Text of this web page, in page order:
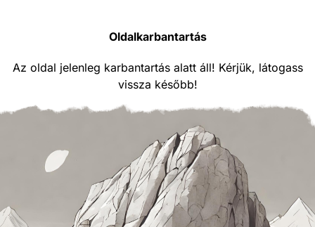
Oldalkarbantartás
Az oldal jelenleg karbantartás alatt áll! Kérjük, látogass
vissza később!